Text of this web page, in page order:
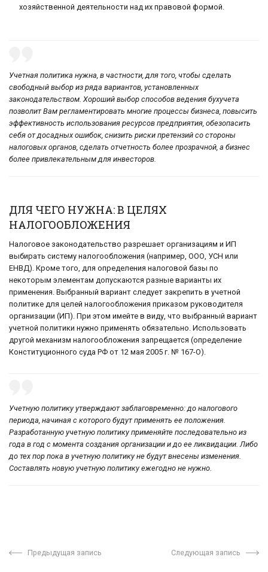
хозяйственной деятельности над их правовой формой.
Учетная политика нужна, в частности, для того, чтобы сделать
свободный выбор из ряда вариантов, установленных
законодательством. Хороший выбор способов ведения бухучета
позволит Вам регламентировать многие процессы бизнеса, повысить
эффективность использования ресурсов предприятия, обезопасить
себя от досадных ошибок, снизить риски претензий со стороны
налоговых органов, сделать отчетность более прозрачной, а бизнес
более привлекательным для инвесторов.
ДЛЯ ЧЕГО НУЖНА: В ЦЕЛЯХ
НАЛОГООБЛОЖЕНИЯ
Налоговое законодательство разрешает организациям и ИП
выбирать систему налогообложения (например, ООО, УСН или
ЕНВД). Кроме того, для определения налоговой базы по
некоторым элементам допускаются разные варианты их
применения. Выбранный вариант следует закрепить в учетной
политике для целей налогообложения приказом руководителя
организации (ИП). При этом имейте в виду, что выбранный вариант
учетной политики нужно применять обязательно. Использовать
другой механизм налогообложения запрещается (определение
Конституционного суда РФ от 12 мая 2005 г. № 167-О).
Учетную политику утверждают заблаговременно: до налогового
периода, начиная с которого будут применять ее положения.
Разработанную учетную политику применяйте последовательно из
года в год с момента создания организации и до ее ликвидации. Либо
до тех пор пока в учетную политику не будут внесены изменения.
Составлять новую учетную политику ежегодно не нужно.
Предыдущая запись Следующая запись